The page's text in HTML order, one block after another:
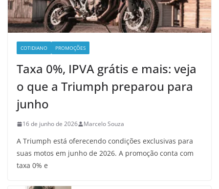
COTIDIANO PROMOÇÕES
Taxa 0%, IPVA grátis e mais: veja
o que a Triumph preparou para
junho
16 de junho de 2026 Marcelo Souza
A Triumph está oferecendo condições exclusivas para
suas motos em junho de 2026. A promoção conta com
taxa 0% e